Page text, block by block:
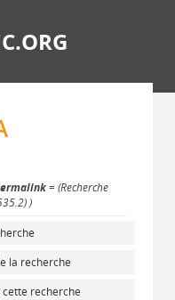
= (Recherche
)
la recherche
recherche